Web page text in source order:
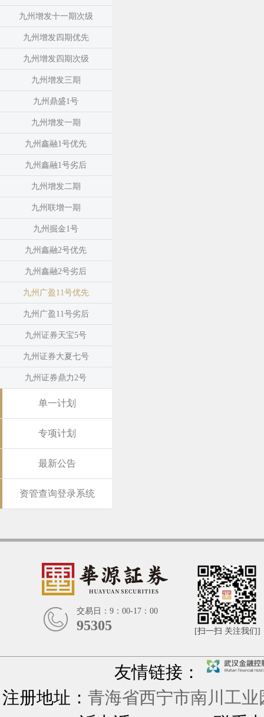
九州增发十一期次级
九州增发四期优先
九州增发四期次级
九州增发三期
九州鼎盛1号
九州增发一期
九州鑫融1号优先
九州鑫融1号劣后
九州增发二期
九州联增一期
九州掘金1号
九州鑫融2号优先
九州鑫融2号劣后
九州广盈11号优先
九州广盈11号劣后
九州证券天宝5号
九州证券大夏七号
九州证券鼎力2号
单一计划
专项计划
最新公告
资管查询登录系统
交易日：9：00-17：00
95305 [扫一扫 关注我们]
友情链接：
注册地址： 青海省西宁市南川工